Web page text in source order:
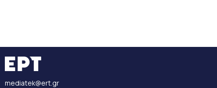
mediatek@ert.gr